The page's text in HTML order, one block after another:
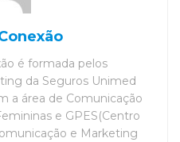
é formada pelos
da Seguros Unimed
a área de Comunicação
e GPES(Centro
e Marketing